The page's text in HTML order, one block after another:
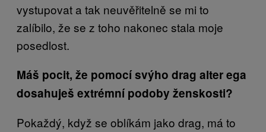
vystupovat a tak neuvěřitelně se mi to
zalíbilo, že se z toho nakonec stala moje
posedlost.
Máš pocit, že pomocí svýho drag alter ega
dosahuješ extrémní podoby ženskosti?
Pokaždý, když se oblíkám jako drag, má to